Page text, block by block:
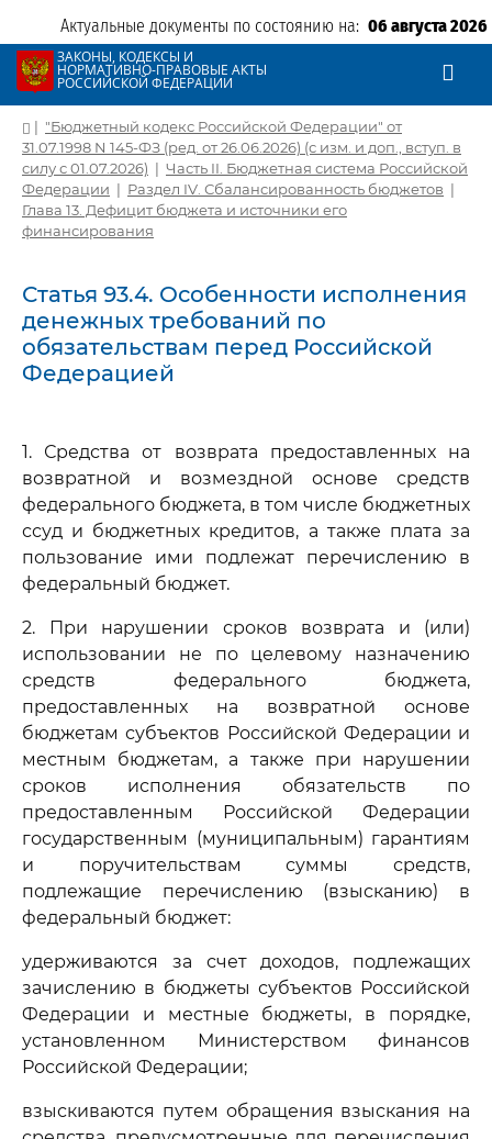
Актуальные документы по состоянию на: 06 августа 2026
ЗАКОНЫ, КОДЕКСЫ И
НОРМАТИВНО-ПРАВОВЫЕ АКТЫ
РОССИЙСКОЙ ФЕДЕРАЦИИ
| "Бюджетный кодекс Российской Федерации" от
31.07.1998 N 145-ФЗ (ред. от 26.06.2026) (с изм. и доп., вступ. в
силу с 01.07.2026) | Часть II. Бюджетная система Российской
Федерации | Раздел IV. Сбалансированность бюджетов |
Глава 13. Дефицит бюджета и источники его
финансирования
Статья 93.4. Особенности исполнения
денежных требований по
обязательствам перед Российской
Федерацией
1. Средства от возврата предоставленных на
возвратной и возмездной основе средств
федерального бюджета, в том числе бюджетных
ссуд и бюджетных кредитов, а также плата за
пользование ими подлежат перечислению в
федеральный бюджет.
2. При нарушении сроков возврата и (или)
использовании не по целевому назначению
средств федерального бюджета,
предоставленных на возвратной основе
бюджетам субъектов Российской Федерации и
местным бюджетам, а также при нарушении
сроков исполнения обязательств по
предоставленным Российской Федерации
государственным (муниципальным) гарантиям
и поручительствам суммы средств,
подлежащие перечислению (взысканию) в
федеральный бюджет:
удерживаются за счет доходов, подлежащих
зачислению в бюджеты субъектов Российской
Федерации и местные бюджеты, в порядке,
установленном Министерством финансов
Российской Федерации;
взыскиваются путем обращения взыскания на